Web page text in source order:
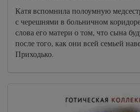
Катя вспомнила полоумную
с черешнями в больничном
слова его матери о том, что сына
после того, как они всей семьей
Приходько.